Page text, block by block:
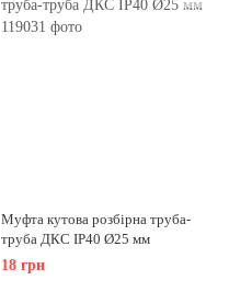
Муфта кутова розбірна труба-
труба ДКС IP40 Ø25 мм
18 грн